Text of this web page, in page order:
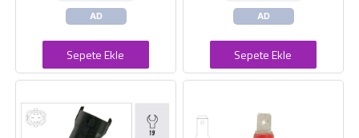
AD
Sepete Ekle
AD
Sepete Ekle